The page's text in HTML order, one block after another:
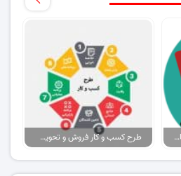
پکیج نقد مقاله‌های مدیریتی تمام گرایش‌ها طرح کسب و کار فروش و تحویل پیتزا در ایران